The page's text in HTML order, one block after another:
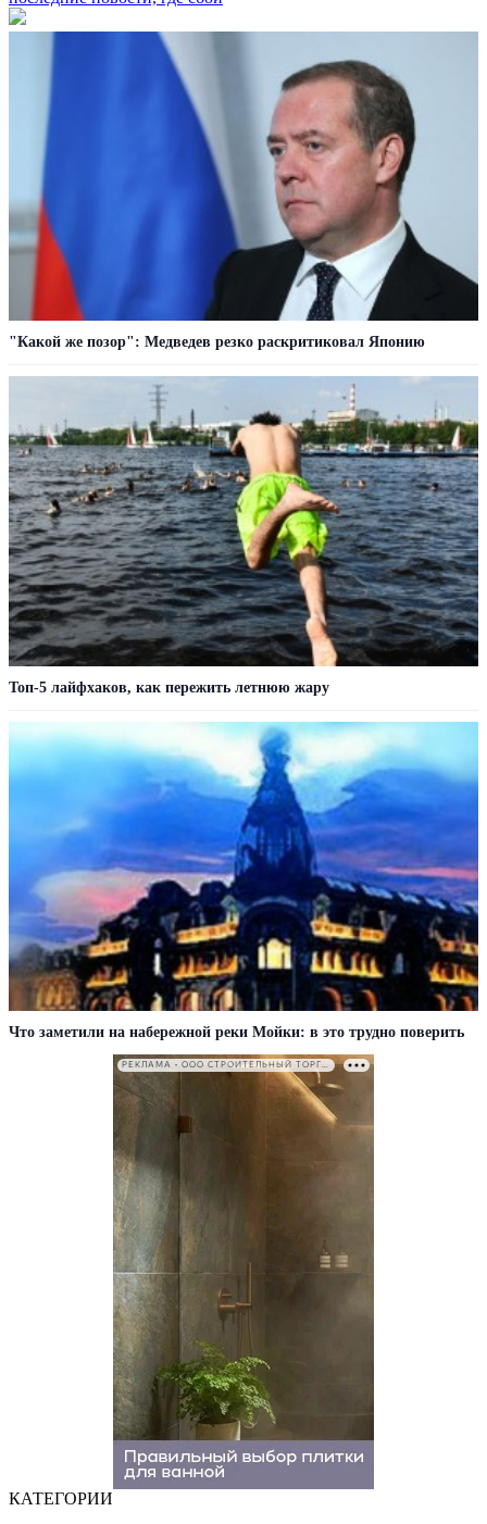
"Какой же позор": Медведев резко раскритиковал Японию
Топ-5 лайфхаков, как пережить летнюю жару
Что заметили на набережной реки Мойки: в это трудно поверить
РЕКЛАМА • ООО СТРОИТЕЛЬНЫЙ ТОРГОВЫЙ ДОМ «ПЕТРОВИЧ». ИНН: 7802348846
КАТЕГОРИИ